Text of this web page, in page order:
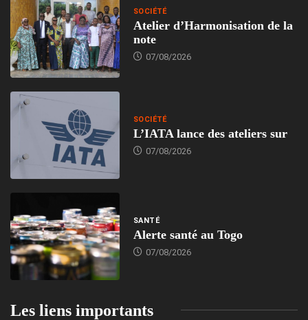
SOCIÉTÉ
Atelier d’Harmonisation de la
note
07/08/2026
SOCIÉTÉ
L’IATA lance des ateliers sur
07/08/2026
SANTÉ
Alerte santé au Togo
07/08/2026
Les liens importants